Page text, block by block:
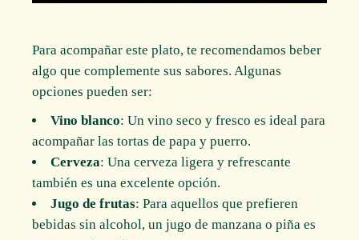
Para acompañar este plato, te recomendamos beber
algo que complemente sus sabores. Algunas
opciones pueden ser:
Vino blanco: Un vino seco y fresco es ideal para
acompañar las tortas de papa y puerro.
Cerveza: Una cerveza ligera y refrescante
también es una excelente opción.
Jugo de frutas: Para aquellos que prefieren
bebidas sin alcohol, un jugo de manzana o piña es